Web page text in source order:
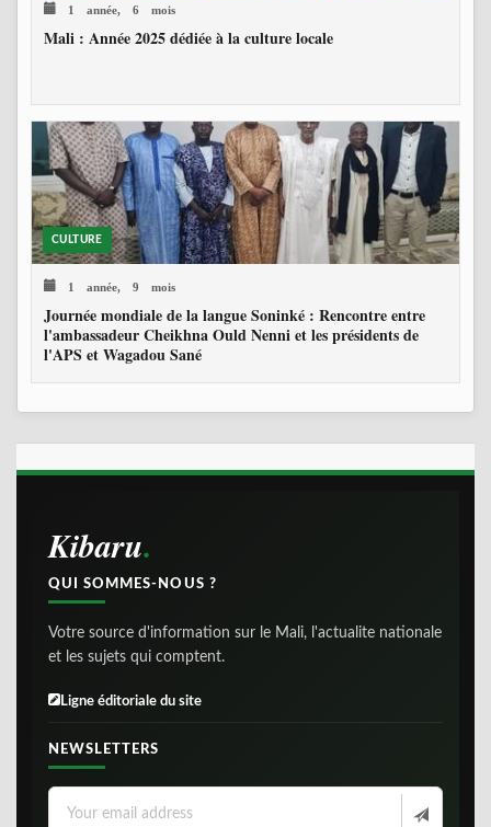
1 année, 6 mois
Mali : Année 2025 dédiée à la culture locale
CULTURE
1 année, 9 mois
Journée mondiale de la langue Soninké : Rencontre entre
l'ambassadeur Cheikhna Ould Nenni et les présidents de
l'APS et Wagadou Sané
Kibaru
QUI SOMMES-NOUS ?
Votre source d'information sur le Mali, l'actualite nationale
et les sujets qui comptent.
Ligne éditoriale du site
NEWSLETTERS